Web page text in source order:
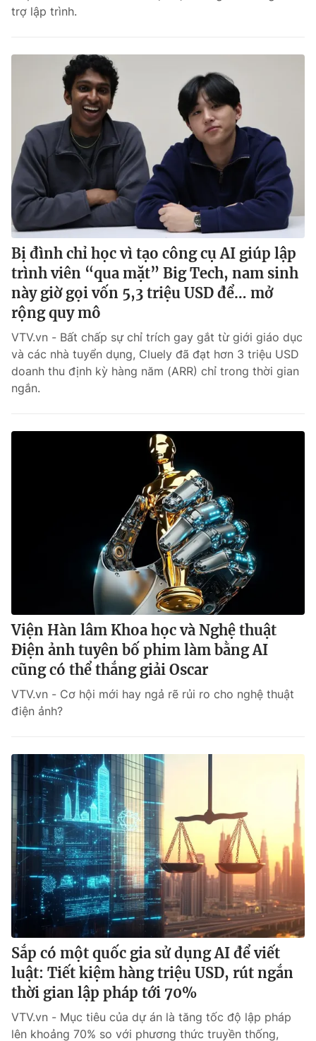
trợ lập trình.
Bị đình chỉ học vì tạo công cụ AI giúp lập
trình viên “qua mặt” Big Tech, nam sinh
này giờ gọi vốn 5,3 triệu USD để… mở
rộng quy mô
VTV.vn - Bất chấp sự chỉ trích gay gắt từ giới giáo dục
và các nhà tuyển dụng, Cluely đã đạt hơn 3 triệu USD
doanh thu định kỳ hàng năm (ARR) chỉ trong thời gian
ngắn.
Viện Hàn lâm Khoa học và Nghệ thuật
Điện ảnh tuyên bố phim làm bằng AI
cũng có thể thắng giải Oscar
VTV.vn - Cơ hội mới hay ngả rẽ rủi ro cho nghệ thuật
điện ảnh?
Sắp có một quốc gia sử dụng AI để viết
luật: Tiết kiệm hàng triệu USD, rút ngắn
thời gian lập pháp tới 70%
VTV.vn - Mục tiêu của dự án là tăng tốc độ lập pháp
lên khoảng 70% so với phương thức truyền thống,